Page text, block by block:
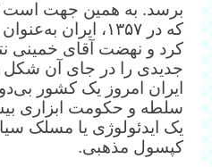
برسد. به همین جهت است
که در ۱۳۵۷،
کرد و نهضت آقای خمینی
جدیدی را در جای آن شکل
ایران امروز یک کشور
سلطه و حکومت ابزاری
یک ایدئولوژی یا مسلک
کپسول مذهبی.